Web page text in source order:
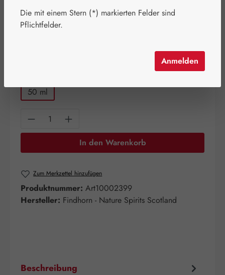
Inhalt: 0.05 Liter (470,00 € / 1 Liter)
Preise inkl. MwSt. zzgl. Versandkosten
50 ml
Produkt Anzahl: Gib den gewünschten
In den Warenkorb
Zum Merkzettel hinzufügen
Produktnummer: Art10002399
Hersteller: Findhorn - Nature Spirits Scotland
Beschreibung
Die mit einem Stern (*) markierten Felder sind
Pflichtfelder.
Anmelden